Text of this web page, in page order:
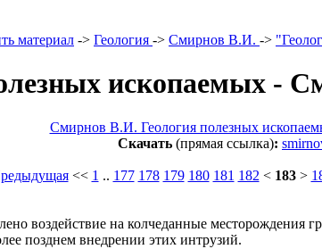
материал -> Геология -> Смирнов В.И. ->
ископаемых -
Смирнов В.И. Геология полезных
Скачать (прямая ссылка):
<< 1 .. 177 178 179 180 181 182 < 183>
воздействие на колчеданные месторождения
позднем внедрении этих интрузий.